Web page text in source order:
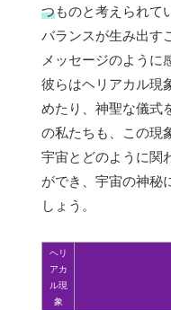
つものと考えられて
バランスが生み出す
メッセージのように
彼らはヘリアカル現
めたり、神聖な儀式
の私たちも、この現
宇宙とどのように関
ができ、宇宙の神秘
しょう。
ヘリ
アカ
ル現
象